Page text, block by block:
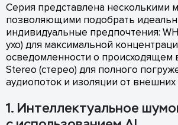
Серия представлена несколькими
позволяющими подобрать
индивидуальные предпочтения:
ухо) для максимальной
осведомленности о происходящем
Stereo (стерео) для полного
аудиопоток и изоляции от
1. Интеллектуальное